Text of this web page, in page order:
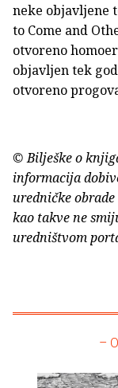
neke objavljene
to Come and
otvoreno
objavljen tek
otvoreno
© Bilješke o
informacija
uredničke
kao takve ne
uredništvom
–